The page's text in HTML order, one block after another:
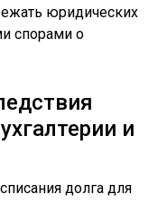
юридических
спорами о
и